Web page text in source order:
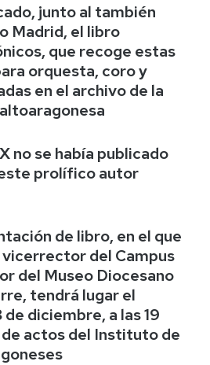
junto al también
Madrid, el libro
que recoge estas
orquesta, coro y
en el archivo de la
no se había publicado
prolífico autor
de libro, en el que
del Campus
del Museo Diocesano
tendrá lugar el
de diciembre, a las 19
de actos del Instituto de